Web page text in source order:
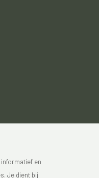
en
Je dient bij